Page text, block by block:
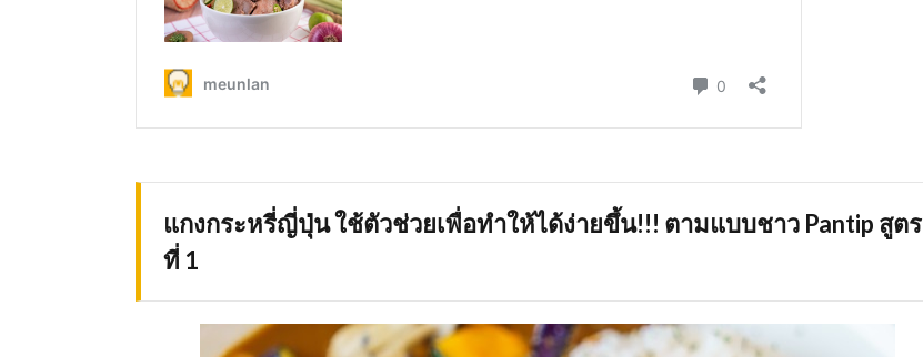
แกงกระหรี่ญี่ปุ่น ใช้ตัวช่วยเพื่อทำให้ได้ง่ายขึ้น!!! ตามแบบชาว Pantip สูตร
ที่ 1